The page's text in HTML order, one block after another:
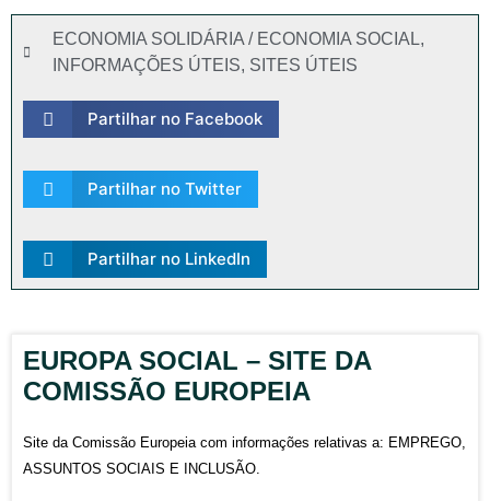
ECONOMIA SOLIDÁRIA / ECONOMIA SOCIAL,
INFORMAÇÕES ÚTEIS, SITES ÚTEIS
Partilhar no Facebook
Partilhar no Twitter
Partilhar no LinkedIn
EUROPA SOCIAL – SITE DA
COMISSÃO EUROPEIA
Site da Comissão Europeia com informações relativas a: EMPREGO,
ASSUNTOS SOCIAIS E INCLUSÃO.